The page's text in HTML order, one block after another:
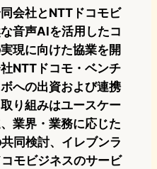
会社とNTTドコモビ
音声AIを活用したコ
現に向けた協業を開
NTTドコモ・ベンチ
への出資および連携
り組みはユースケー
業界・業務に応じた
同検討、イレブンラ
モビジネスのサービ